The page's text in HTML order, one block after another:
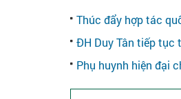
Thúc đẩy hợp tác
ĐH Duy Tân tiếp tục
Phụ huynh hiện đại